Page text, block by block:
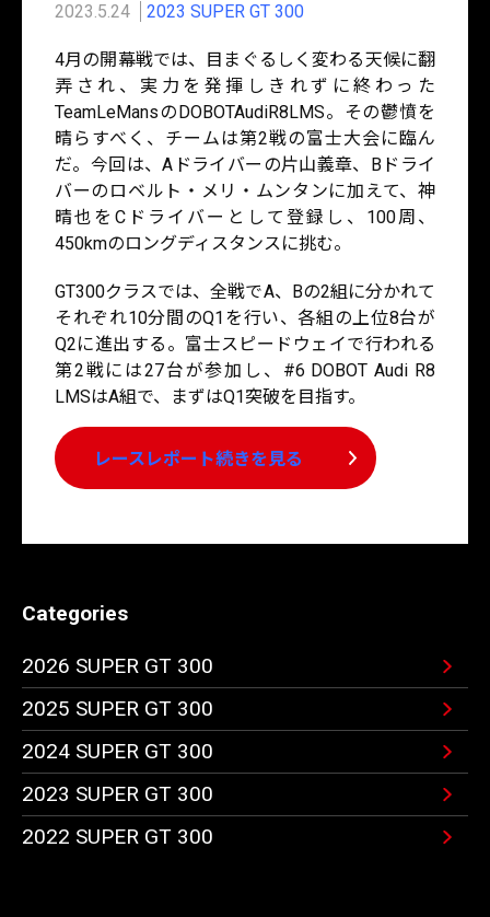
2023.5.24 2023 SUPER GT 300
4月の開幕戦では、目まぐるしく変わる天候に翻
弄され、実力を発揮しきれずに終わった
TeamLeMansのDOBOTAudiR8LMS。その鬱憤を
晴らすべく、チームは第2戦の富士大会に臨ん
だ。今回は、Aドライバーの片山義章、Bドライ
バーのロベルト・メリ・ムンタンに加えて、神
晴也をCドライバーとして登録し、100周、
450kmのロングディスタンスに挑む。
GT300クラスでは、全戦でA、Bの2組に分かれて
それぞれ10分間のQ1を行い、各組の上位8台が
Q2に進出する。富士スピードウェイで行われる
第2戦には27台が参加し、#6 DOBOT Audi R8
LMSはA組で、まずはQ1突破を目指す。
レースレポート続きを見る
Categories
2026 SUPER GT 300
2025 SUPER GT 300
2024 SUPER GT 300
2023 SUPER GT 300
2022 SUPER GT 300